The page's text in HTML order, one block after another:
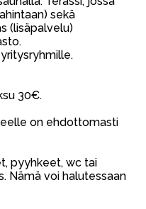
sekä
(lisäpalvelu)
30€.
on ehdottomasti
pyyhkeet, wc tai
Nämä voi halutessaan